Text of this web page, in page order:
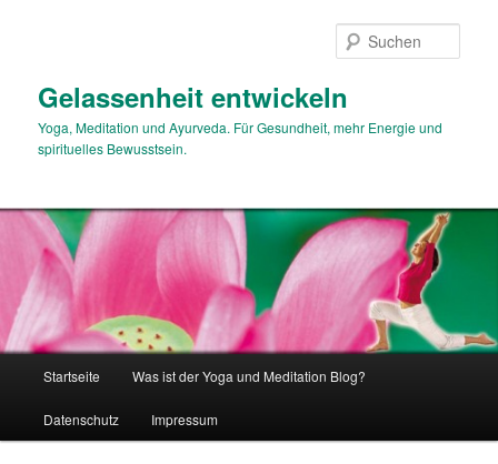
Gelassenheit entwickeln
Yoga, Meditation und Ayurveda. Für Gesundheit, mehr Energie und
spirituelles Bewusstsein.
Startseite Was ist der Yoga und Meditation Blog?
Datenschutz Impressum